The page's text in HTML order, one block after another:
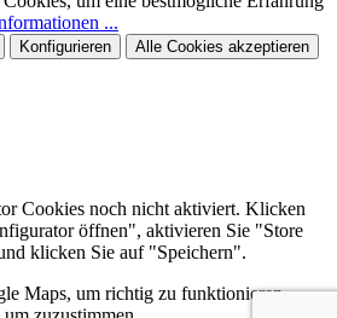
...
Konfigurieren Alle Cookies akzeptieren
Cookies noch nicht aktiviert. Klicken
öffnen", aktivieren Sie "Store
klicken Sie auf "Speichern".
Maps, um richtig zu funktionieren.